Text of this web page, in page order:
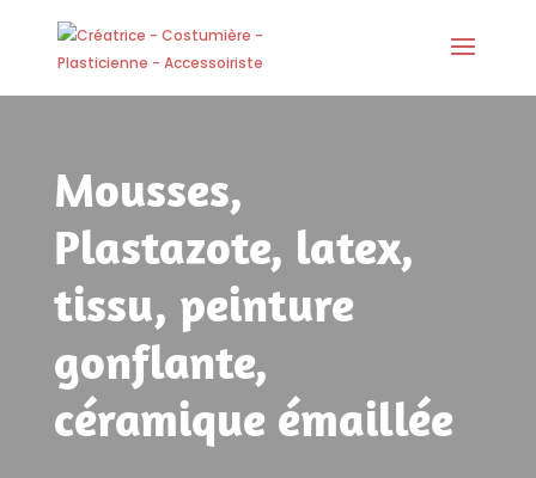
Mousses,
Plastazote, latex,
tissu, peinture
gonflante,
céramique émaillée